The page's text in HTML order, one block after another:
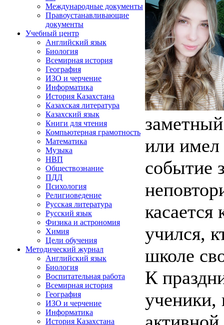
Международные документы
Правоустанавливающие
документы
Учебный центр
Английский язык
Биология
Всемирная история
География
ИЗО и черчение
Информатика
История Казахстана
Казахская литература
Казахский язык
Книги для чтения
Компьютерная грамотность
Математика
Музыка
НВП
Обществознание
ПДД
Психология
Религиоведение
Русская литература
Русский язык
Физика и астрономия
Химия
Цели обучения
Методический журнал
Английский язык
Биология
Воспитательная работа
Всемирная история
География
ИЗО и черчение
Информатика
История Казахстана
или
событие
касается
учился,
школе
К
ученики,